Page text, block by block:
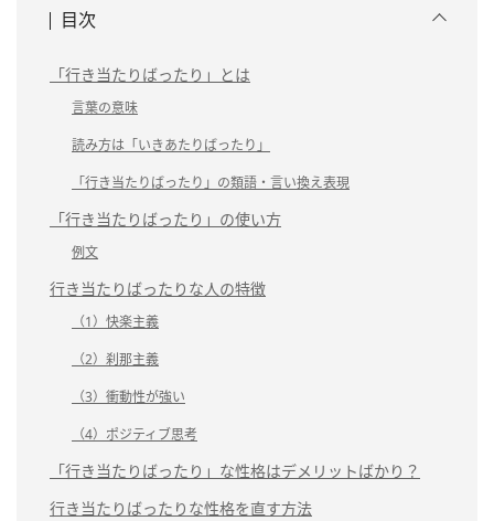
目次
「行き当たりばったり」とは
言葉の意味
読み方は「いきあたりばったり」
「行き当たりばったり」の類語・言い換え表現
「行き当たりばったり」の使い方
例文
行き当たりばったりな人の特徴
（1）快楽主義
（2）刹那主義
（3）衝動性が強い
（4）ポジティブ思考
「行き当たりばったり」な性格はデメリットばかり？
行き当たりばったりな性格を直す方法